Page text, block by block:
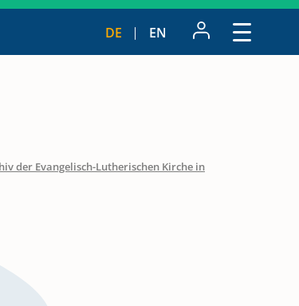
DE EN
der Evangelisch-Lutherischen Kirche in